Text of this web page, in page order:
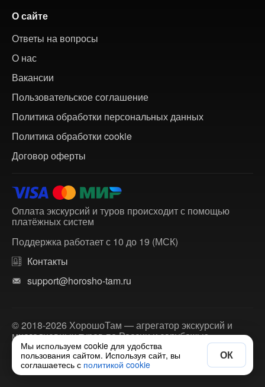
О сайте
Ответы на вопросы
О нас
Вакансии
Пользовательское соглашение
Политика обработки персональных данных
Политика обработки cookie
Договор оферты
Оплата экскурсий и туров происходит с помощью
платёжных систем
Поддержка работает с 10 до 19 (МСК)
Контакты
support@horosho-tam.ru
© 2018-2026 ХорошоТам — агрегатор экскурсий и
многодневных туров по России и зарубежью.
Мы используем cookie для удобства
пользования сайтом. Используя сайт, вы
соглашаетесь с политикой cookie
ОК